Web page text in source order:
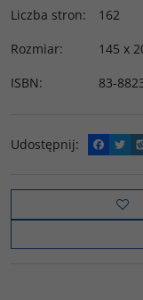
Liczba stron:
162
Rozmiar:
145 x
ISBN: 83-
Udostępnij:
F
a
e
o
k
T
w
t
t
e